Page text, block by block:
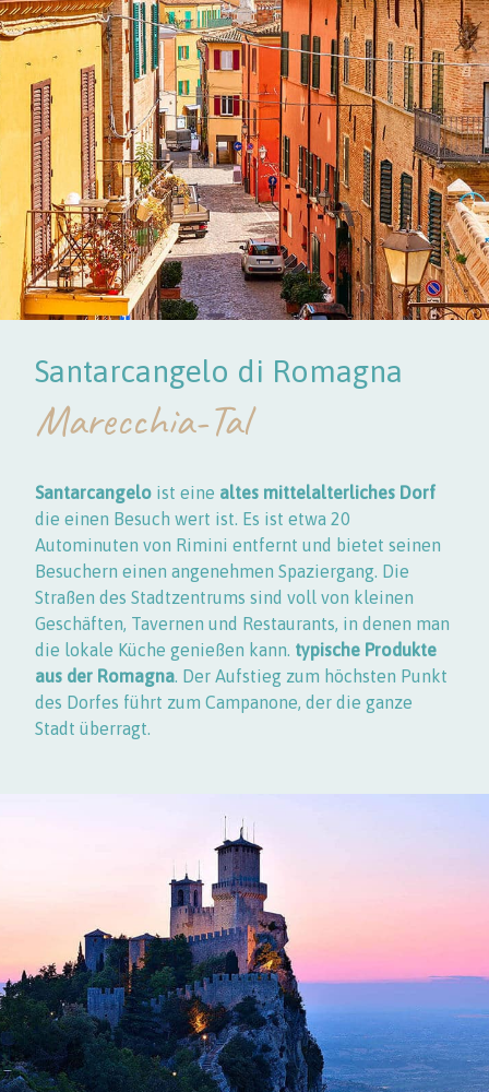
Santarcangelo di Romagna
Marecchia-Tal
Santarcangelo ist eine altes mittelalterliches Dorf
die einen Besuch wert ist. Es ist etwa 20
Autominuten von Rimini entfernt und bietet seinen
Besuchern einen angenehmen Spaziergang. Die
Straßen des Stadtzentrums sind voll von kleinen
Geschäften, Tavernen und Restaurants, in denen man
die lokale Küche genießen kann. typische Produkte
aus der Romagna. Der Aufstieg zum höchsten Punkt
des Dorfes führt zum Campanone, der die ganze
Stadt überragt.